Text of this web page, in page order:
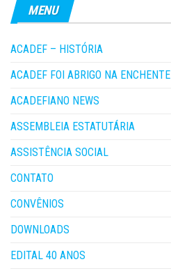
MENU
ACADEF – HISTÓRIA
ACADEF FOI ABRIGO NA ENCHENTE
ACADEFIANO NEWS
ASSEMBLEIA ESTATUTÁRIA
ASSISTÊNCIA SOCIAL
CONTATO
CONVÊNIOS
DOWNLOADS
EDITAL 40 ANOS